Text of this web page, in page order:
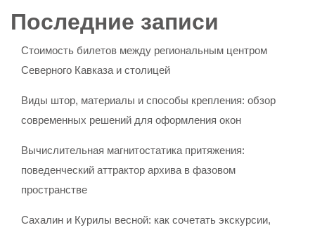
Последние записи
Стоимость билетов между региональным центром
Северного Кавказа и столицей
Виды штор, материалы и способы крепления: обзор
современных решений для оформления окон
Вычислительная магнитостатика притяжения:
поведенческий аттрактор архива в фазовом
пространстве
Сахалин и Курилы весной: как сочетать экскурсии,